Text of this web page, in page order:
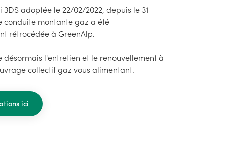
adoptée le 22/02/2022, depuis le 31
conduite montante gaz a été
rétrocédée à GreenAlp.
désormais l'entretien et le renouvellement à
collectif gaz vous alimentant.
ici